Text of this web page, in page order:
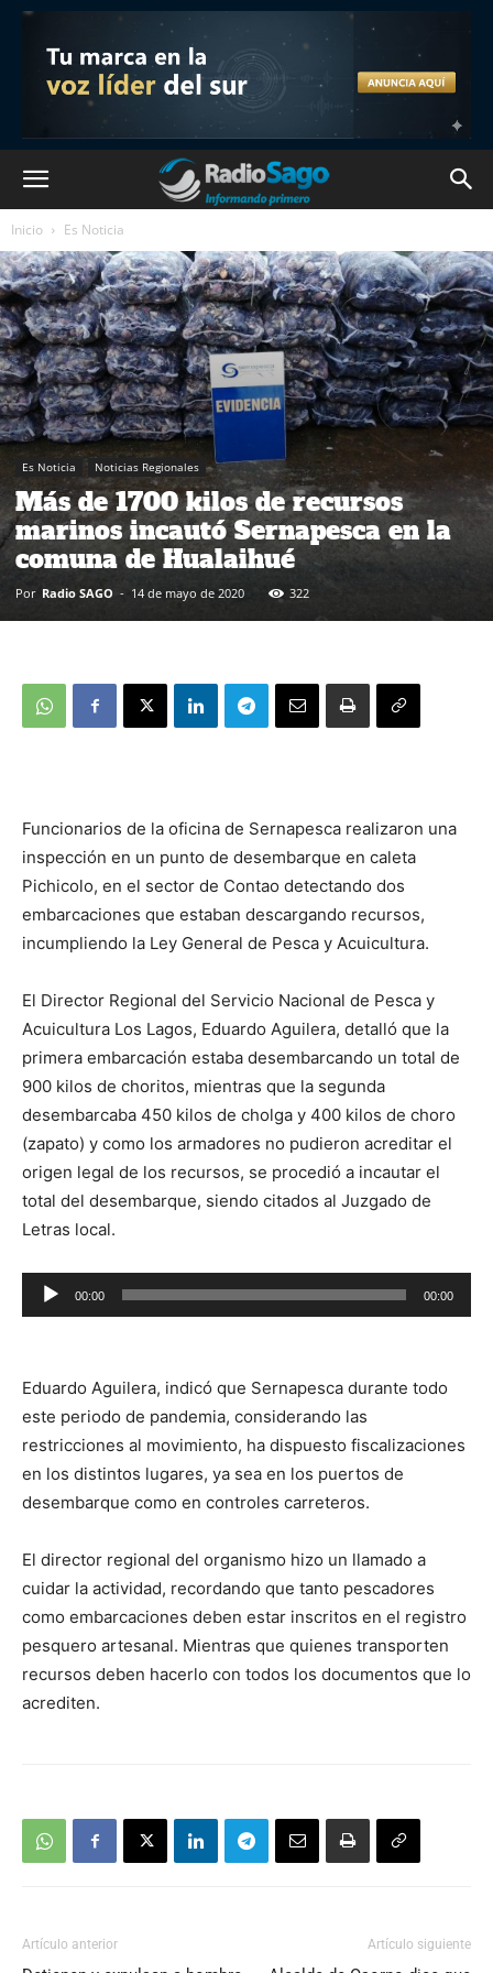
Inicio Es Noticia
Es Noticia Noticias Regionales
Más de 1700 kilos de recursos
marinos incautó Sernapesca en la
comuna de Hualaihué
Por Radio SAGO - 14 de mayo de 2020 322
Funcionarios de la oficina de Sernapesca realizaron una
inspección en un punto de desembarque en caleta
Pichicolo, en el sector de Contao detectando dos
embarcaciones que estaban descargando recursos,
incumpliendo la Ley General de Pesca y Acuicultura.
El Director Regional del Servicio Nacional de Pesca y
Acuicultura Los Lagos, Eduardo Aguilera, detalló que la
primera embarcación estaba desembarcando un total de
900 kilos de choritos, mientras que la segunda
desembarcaba 450 kilos de cholga y 400 kilos de choro
(zapato) y como los armadores no pudieron acreditar el
origen legal de los recursos, se procedió a incautar el
total del desembarque, siendo citados al Juzgado de
Letras local.
Reproductor
de
00:00 00:00
Eduardo Aguilera, indicó que Sernapesca durante todo
este periodo de pandemia, considerando las
restricciones al movimiento, ha dispuesto fiscalizaciones
en los distintos lugares, ya sea en los puertos de
desembarque como en controles carreteros.
El director regional del organismo hizo un llamado a
cuidar la actividad, recordando que tanto pescadores
como embarcaciones deben estar inscritos en el registro
pesquero artesanal. Mientras que quienes transporten
recursos deben hacerlo con todos los documentos que lo
acrediten.
Artículo anterior Artículo siguiente